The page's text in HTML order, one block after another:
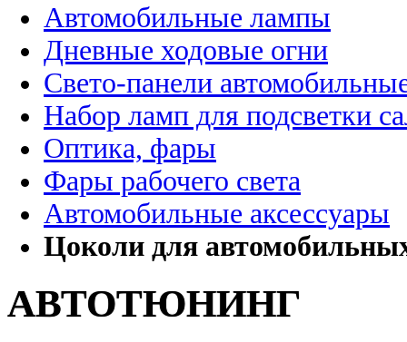
Автомобильные лампы
Дневные ходовые огни
Свето-панели
Набор ламп для подсветки
Оптика, фары
Фары рабочего света
Автомобильные аксессуары
Цоколи для
АВТОТЮНИНГ